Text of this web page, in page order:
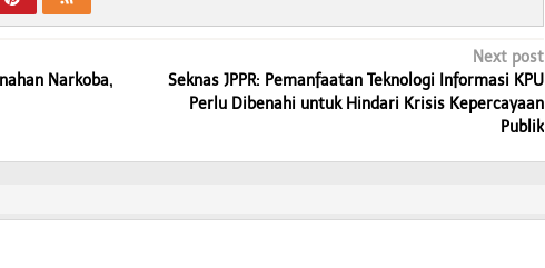
Narkoba,
Next post
Seknas JPPR: Pemanfaatan Teknologi Informasi KPU
Perlu Dibenahi untuk Hindari Krisis Kepercayaan
Publik